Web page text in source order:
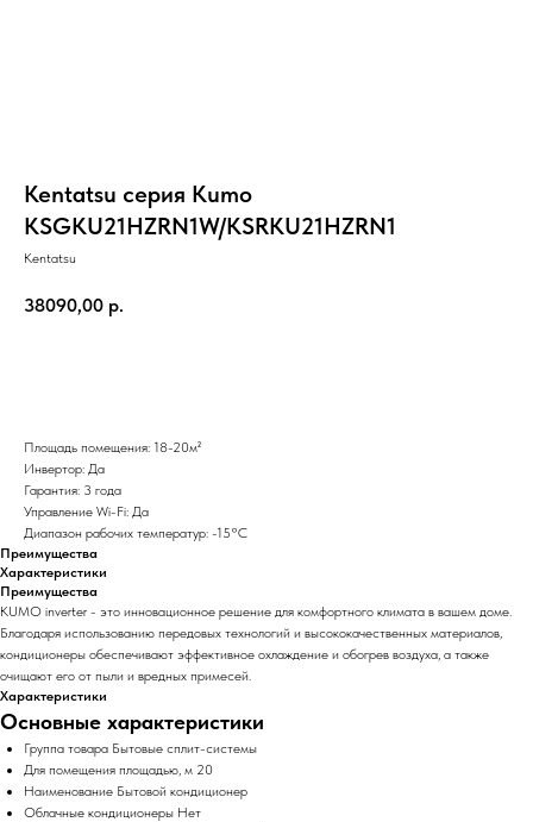
Kentatsu серия Kumo
KSGKU21HZRN1W/KSRKU21HZRN1
Kentatsu
38090,00 р.
Площадь помещения: 18-20м²
Инвертор: Да
Гарантия: 3 года
Управление Wi-Fi: Да
Диапазон рабочих температур: -15°С
Преимущества
Характеристики
Преимущества
KUMO inverter - это инновационное решение для комфортного климата в вашем доме.
Благодаря использованию передовых технологий и высококачественных материалов,
кондиционеры обеспечивают эффективное охлаждение и обогрев воздуха, а также
очищают его от пыли и вредных примесей.
Характеристики
Основные характеристики
Группа товара Бытовые сплит-системы
Для помещения площадью, м 20
Наименование Бытовой кондиционер
Облачные кондиционеры Нет